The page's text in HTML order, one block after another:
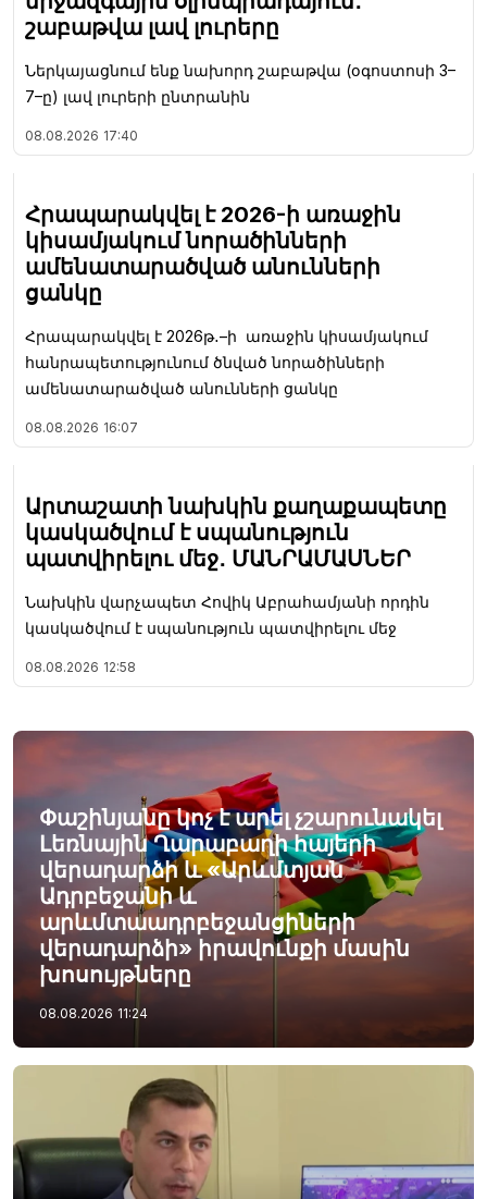
շաբաթվա լավ լուրերը
Ներկայացնում ենք նախորդ շաբաթվա (օգոստոսի 3–
7–ը) լավ լուրերի ընտրանին
08.08.2026 17:40
Հրապարակվել է 2026-ի առաջին
կիսամյակում նորածինների
ամենատարածված անունների
ցանկը
Հրապարակվել է 2026թ․–ի առաջին կիսամյակում
հանրապետությունում ծնված նորածինների
ամենատարածված անունների ցանկը
08.08.2026 16:07
Արտաշատի նախկին քաղաքապետը
կասկածվում է սպանություն
պատվիրելու մեջ․ ՄԱՆՐԱՄԱՍՆԵՐ
Նախկին վարչապետ Հովիկ Աբրահամյանի որդին
կասկածվում է սպանություն պատվիրելու մեջ
08.08.2026 12:58
Փաշինյանը կոչ է արել չշարունակել
Լեռնային Ղարաբաղի հայերի
վերադարձի և «Արևմտյան
Ադրբեջանի և
արևմտաադրբեջանցիների
վերադարձի» իրավունքի մասին
խոսույթները
08.08.2026 11:24